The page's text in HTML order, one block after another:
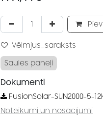
Vēlmjus_saraksts
Saules paneļi
Dokumenti
FusionSolar-SUN2000-5-
Noteikumi un nosacījumi